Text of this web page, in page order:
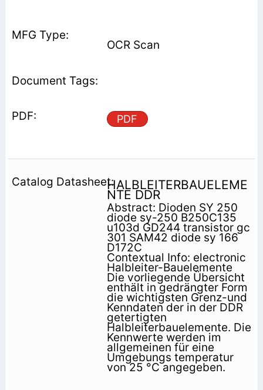
OCR Scan
PDF
HALBLEITERBAUELEME
NTE DDR
Abstract: Dioden SY 250
diode sy-250 B250C135
u103d GD244 transistor gc
301 SAM42 diode sy 166
D172C
Contextual Info: electronic
Halbleiter-Bauelemente
Die vorliegende Übersicht
enthält in gedrängter Form
die wichtigsten Grenz-und
Kenndaten der in der DDR
getertigten
Halbleiterbauelemente. Die
Kennwerte werden im
allgemeinen für eine
Umgebungs­ temperatur
von 25 °C angegeben.